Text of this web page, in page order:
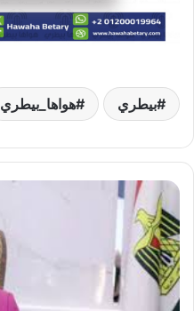
بيطري هواها_بيطري
تحليل
متبقيات
المبيدات:
رقم
قياسي
جديد
للصادرات